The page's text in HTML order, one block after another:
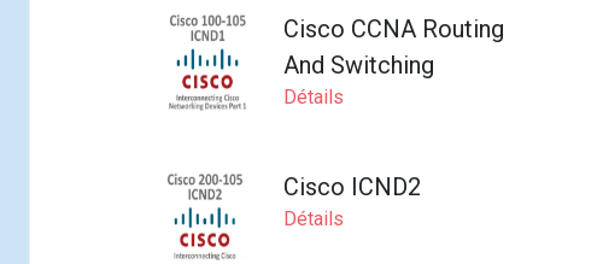
Cisco CCNA Routing
And Switching
Détails
Cisco ICND2
Détails